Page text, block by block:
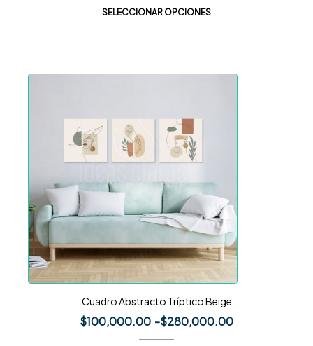
SELECCIONAR OPCIONES
Cuadro Abstracto Tríptico Beige
$100,000.00 -$280,000.00